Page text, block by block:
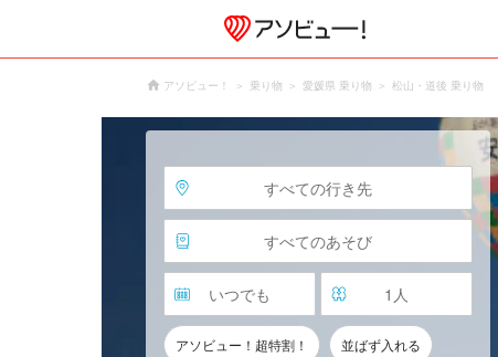
アソビュー！ 乗り物 愛媛県 乗り物 松山・道後 乗り物
すべての行き先
すべてのあそび
いつでも 1 人
アソビュー！超特割！ 並ばず入れる